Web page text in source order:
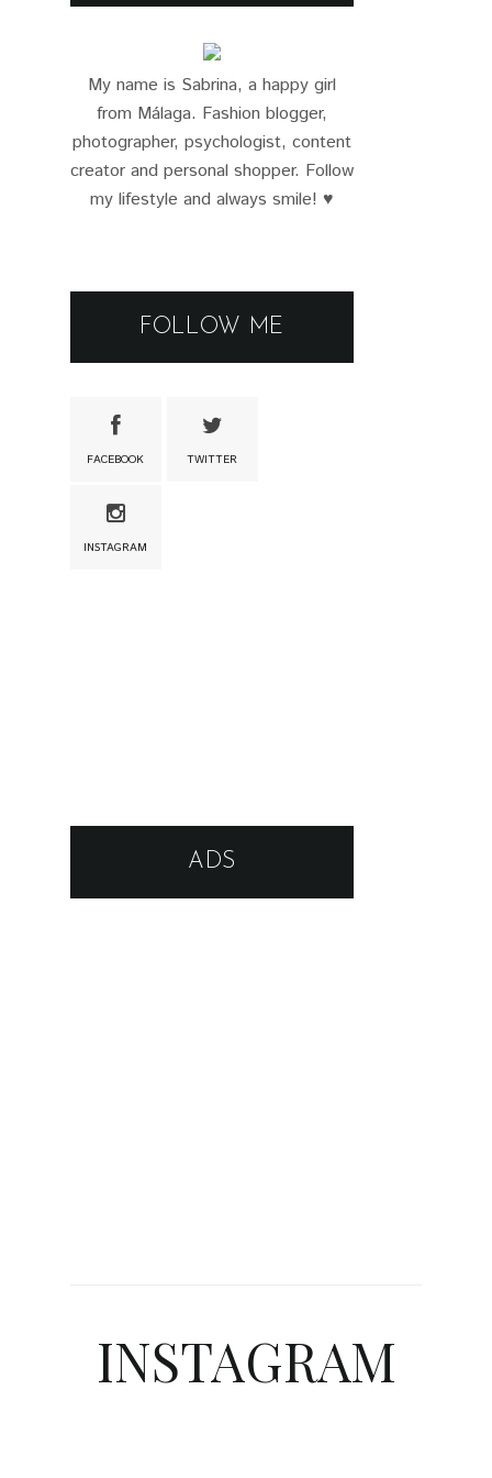
My name is Sabrina, a happy girl
from Málaga. Fashion blogger,
photographer, psychologist, content
creator and personal shopper. Follow
my lifestyle and always smile! ♥
FOLLOW ME
FACEBOOK TWITTER
INSTAGRAM
ADS
INSTAGRAM